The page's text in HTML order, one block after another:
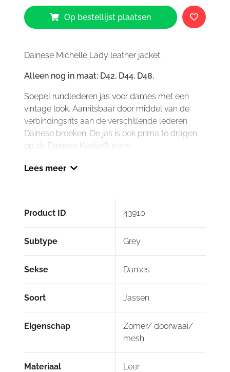
Dainese
Michelle
Leather
Ladies
aantal
Op bestellijst plaatsen
Dainese Michelle Lady leather jacket.
Alleen nog in maat: D42, D44, D48.
Soepel rundlederen jas voor dames met een
vintage look. Aanritsbaar door middel van de
verbindingsrits aan de verschillende lederen
Dainese broeken. De jas is ook prima te dragen
op de Dainese Kevlar® jeans.
protectie en is op de rug te verstevigen met de
Lees meer
Product ID 43910
Subtype Grey
Sekse Dames
Soort Jassen
Eigenschap
Zomer/ doorwaai/
mesh
Materiaal Leer